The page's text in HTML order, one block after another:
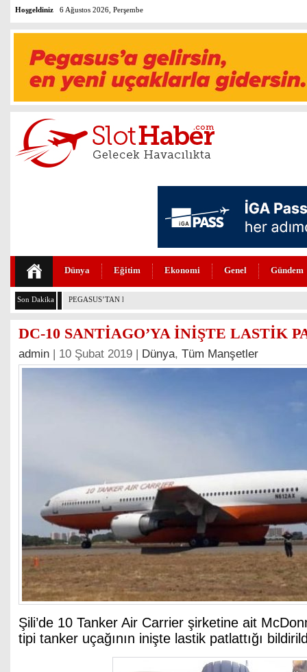
Hoşgeldiniz 6 Ağustos 2026, Perşembe
Dünya Eğitim Ekonomi Genel Gündem
Son Dakika PEGASUS’TAN HUKUKTA YAPAY ZEKA DEVRİMİ
DC-10 SANTİAGO’YA İNİŞTE LASTİK
admin | 10 Şubat 2019 | Dünya, Tüm Manşetler
Şili’de 10 Tanker Air Carrier şirketine ait
tipi tanker uçağının inişte lastik patlattığı